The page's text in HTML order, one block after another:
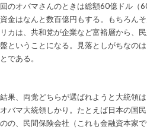
のオバマさんのときは総額60億ドル（
金はなんと数百億円もする。もちろん
カは、共和党が企業など富裕層から、
ということになる。見落としがちなの
である。
果、両党どちらが選ばれようと大統領
バマ大統領しかり。たとえば日本の国
の、民間保険会社（これも金融資本家